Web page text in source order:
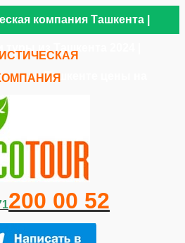
компания Ташкента |
туры в Ташкенте цены на
200 00 52